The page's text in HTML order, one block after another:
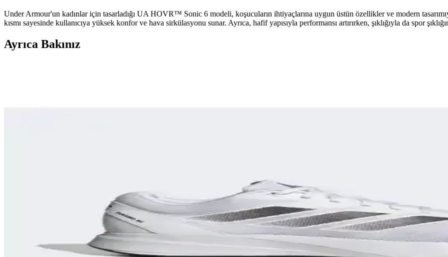
Under Armour'un kadınlar için tasarladığı UA HOVR™ Sonic 6 modeli, koşucuların ihtiyaçlarına uygun üstün özellikler ve modern
kısmı sayesinde kullanıcıya yüksek konfor ve hava sirkülasyonu sunar. Ayrıca, hafif yapısıyla performansı artırırken, şıklığıyla da spor
Ayrıca Bakınız
Spor Yaparken Doğru Ayakkabı Seçimi ile Performansınızı Artırın ve Sakatlanma Riskini Azaltın
Spor sırasında uygun ayakkabı seçimi, performansı artırır, sakatlanma riskini azaltır ve konfor sağlar. Spor türüne göre ayakkabı seçimi ve
Nike React Miler Koşu ve Günlük Kullanım İçin Konfor ve Performans Sunan Ayakkabı
Nike React Miler, üstün yastıklama ve destek sağlayan teknolojisiyle koşu ve günlük kullanımda konforu artırır, performansı yükseltir ve ayak